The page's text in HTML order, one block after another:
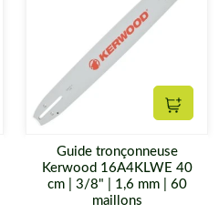
au panier
Guide tronçonneuse
Kerwood 16A4KLWE 40
cm | 3/8" | 1,6 mm | 60
maillons